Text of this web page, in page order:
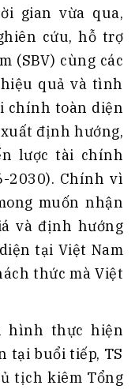
gian vừa qua,
cứu, hỗ trợ
(SBV) cùng các
quả và tình
chính toàn diện
định hướng,
lược tài chính
2030). Chính vì
muốn nhận
và định hướng
tại Việt Nam
thức mà Việt
hình thực hiện
tại buổi tiếp, TS
tịch kiêm Tổng